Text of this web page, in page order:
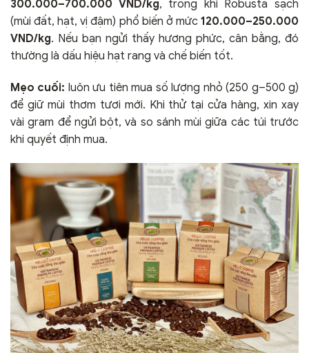
300.000–700.000 VND/kg, trong khi Robusta sạch
(mùi đất, hạt, vị đậm) phổ biến ở mức 120.000–250.000
VND/kg. Nếu bạn ngửi thấy hương phức, cân bằng, đó
thường là dấu hiệu hạt rang và chế biến tốt.
Mẹo cuối: luôn ưu tiên mua số lượng nhỏ (250 g–500 g)
để giữ mùi thơm tươi mới. Khi thử tại cửa hàng, xin xay
vài gram để ngửi bột, và so sánh mùi giữa các túi trước
khi quyết định mua.